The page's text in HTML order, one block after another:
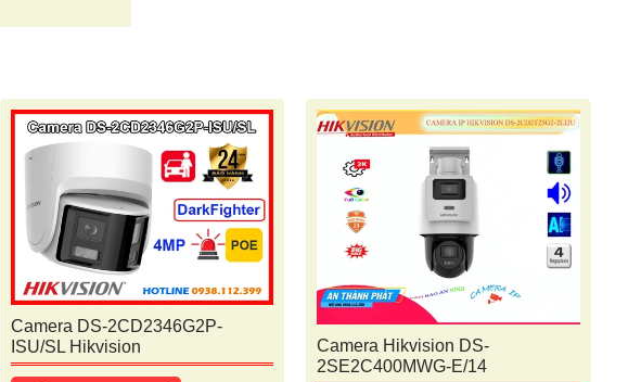
Camera DS-2CD2346G2P-
ISU/SL Hikvision
Camera Hikvision DS-
2SE2C400MWG-E/14